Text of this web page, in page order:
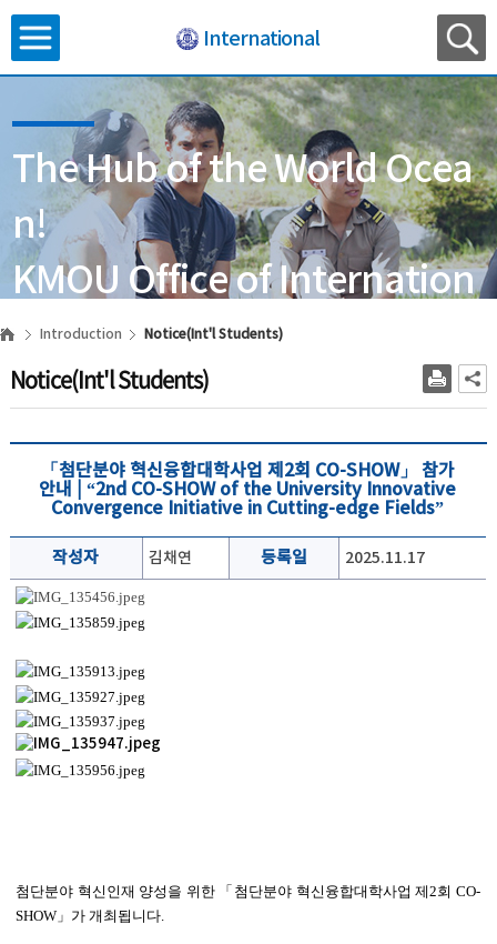
International
The Hub of the World Ocea
n!
KMOU Office of Internation
al Affairs
Introduction Notice(Int'l Students)
Notice(Int'l Students)
「첨단분야 혁신융합대학사업 제2회 CO-SHOW」 참가
안내 | “2nd CO-SHOW of the University Innovative
Convergence Initiative in Cutting-edge Fields”
작성자 김채연 등록일 2025.11.17
첨단분야 혁신인재 양성을 위한 「 첨단분야 혁신융합대학사업 제2회 CO-
SHOW」 가 개최됩니다.